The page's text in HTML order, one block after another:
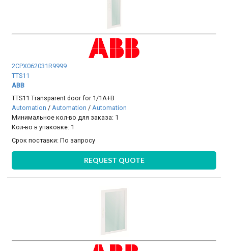
2CPX062031R9999
TTS11
ABB
TTS11 Transparent door for 1/1A+B
Automation /Automation /Automation
Минимальное кол-во для заказа: 1
Кол-во в упаковке: 1
Срок поставки:По запросу
REQUEST QUOTE